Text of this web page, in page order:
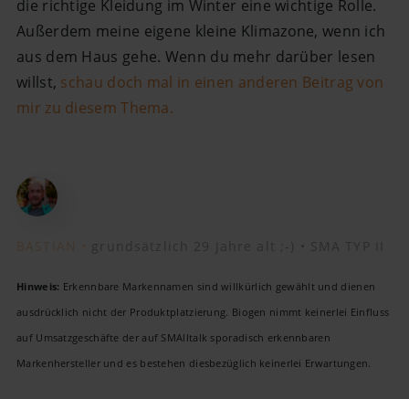
die richtige Kleidung im Winter eine wichtige Rolle.
Außerdem meine eigene kleine Klimazone, wenn ich
aus dem Haus gehe. Wenn du mehr darüber lesen
willst, schau doch mal in einen anderen Beitrag von
mir zu diesem Thema.
Hinweis: Erkennbare Markennamen sind willkürlich gewählt und dienen
ausdrücklich nicht der Produktplatzierung. Biogen nimmt keinerlei Einfluss
auf Umsatzgeschäfte der auf SMAlltalk sporadisch erkennbaren
Markenhersteller und es bestehen diesbezüglich keinerlei Erwartungen.